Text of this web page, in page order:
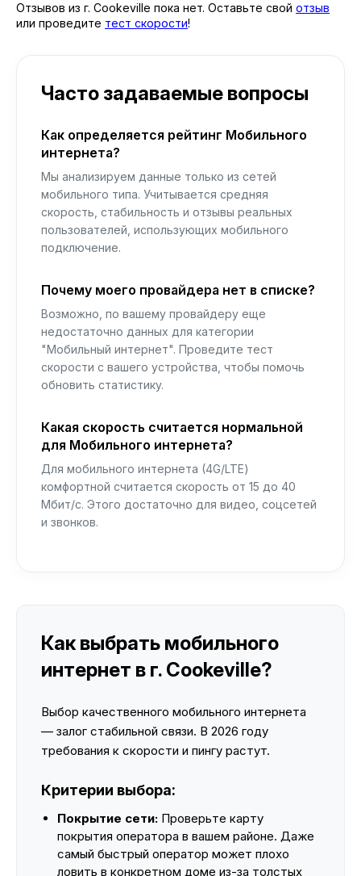
Отзывов из г. Cookeville пока нет. Оставьте свой отзыв
или проведите тест скорости!
Часто задаваемые вопросы
Как определяется рейтинг Мобильного
интернета?
Мы анализируем данные только из сетей
мобильного типа. Учитывается средняя
скорость, стабильность и отзывы реальных
пользователей, использующих мобильного
подключение.
Почему моего провайдера нет в списке?
Возможно, по вашему провайдеру еще
недостаточно данных для категории
"Мобильный интернет". Проведите тест
скорости с вашего устройства, чтобы помочь
обновить статистику.
Какая скорость считается нормальной
для Мобильного интернета?
Для мобильного интернета (4G/LTE)
комфортной считается скорость от 15 до 40
Мбит/с. Этого достаточно для видео, соцсетей
и звонков.
Как выбрать мобильного
интернет в г. Cookeville?
Выбор качественного мобильного интернета
— залог стабильной связи. В 2026 году
требования к скорости и пингу растут.
Критерии выбора:
Покрытие сети: Проверьте карту
покрытия оператора в вашем районе. Даже
самый быстрый оператор может плохо
ловить в конкретном доме из-за толстых